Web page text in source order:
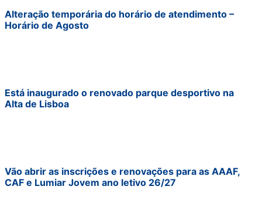
Alteração temporária do horário de atendimento –
Horário de Agosto
Está inaugurado o renovado parque desportivo na
Alta de Lisboa
Vão abrir as inscrições e renovações para as AAAF,
CAF e Lumiar Jovem ano letivo 26/27